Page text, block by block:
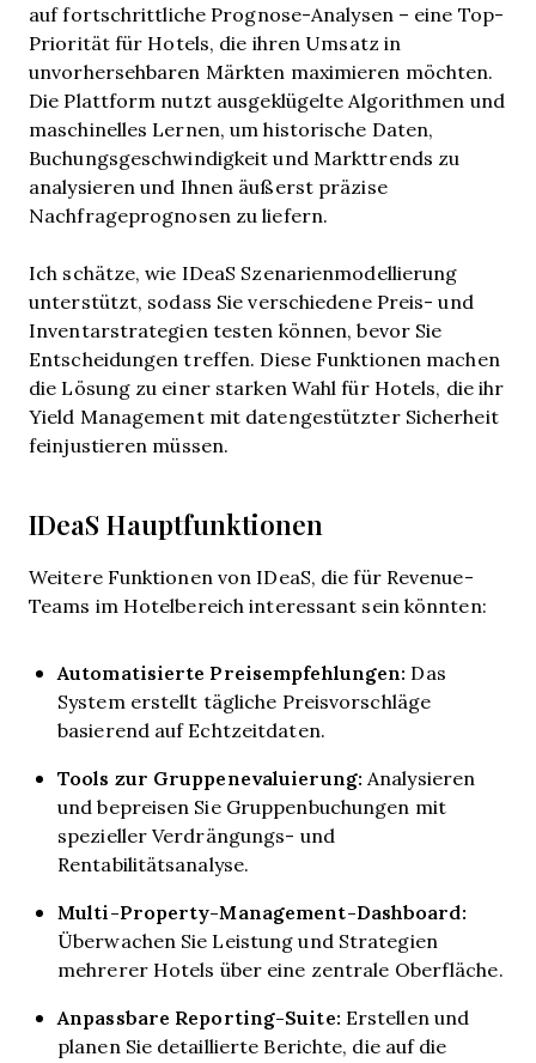
auf fortschrittliche Prognose-Analysen – eine Top-
Priorität für Hotels, die ihren Umsatz in
unvorhersehbaren Märkten maximieren möchten.
Die Plattform nutzt ausgeklügelte Algorithmen und
maschinelles Lernen, um historische Daten,
Buchungsgeschwindigkeit und Markttrends zu
analysieren und Ihnen äußerst präzise
Nachfrageprognosen zu liefern.
Ich schätze, wie IDeaS Szenarienmodellierung
unterstützt, sodass Sie verschiedene Preis- und
Inventarstrategien testen können, bevor Sie
Entscheidungen treffen. Diese Funktionen machen
die Lösung zu einer starken Wahl für Hotels, die ihr
Yield Management mit datengestützter Sicherheit
feinjustieren müssen.
IDeaS Hauptfunktionen
Weitere Funktionen von IDeaS, die für Revenue-
Teams im Hotelbereich interessant sein könnten:
Automatisierte Preisempfehlungen: Das
System erstellt tägliche Preisvorschläge
basierend auf Echtzeitdaten.
Tools zur Gruppenevaluierung: Analysieren
und bepreisen Sie Gruppenbuchungen mit
spezieller Verdrängungs- und
Rentabilitätsanalyse.
Multi-Property-Management-Dashboard:
Überwachen Sie Leistung und Strategien
mehrerer Hotels über eine zentrale Oberfläche.
Anpassbare Reporting-Suite: Erstellen und
planen Sie detaillierte Berichte, die auf die